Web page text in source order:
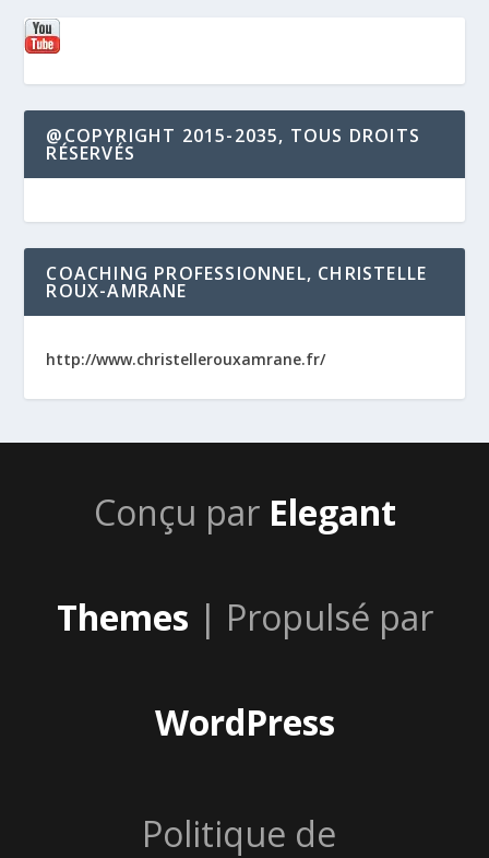
@COPYRIGHT 2015-2035, TOUS DROITS
RÉSERVÉS
COACHING PROFESSIONNEL, CHRISTELLE
ROUX-AMRANE
http://www.christellerouxamrane.fr/
Conçu par Elegant
Themes | Propulsé par
WordPress
Politique de